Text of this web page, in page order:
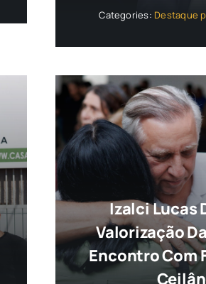
Categories: Destaque
Izalci Lucas
Valorização
Encontro Com